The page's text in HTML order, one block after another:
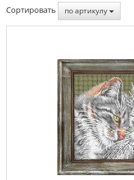
Сортировать по артикулу